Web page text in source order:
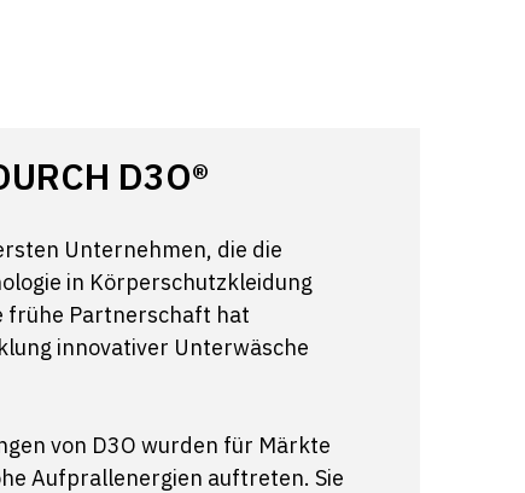
D3O®
Unternehmen, die die
in Körperschutzkleidung
frühe Partnerschaft hat
innovativer Unterwäsche
von D3O wurden für Märkte
Aufprallenergien auftreten. Sie